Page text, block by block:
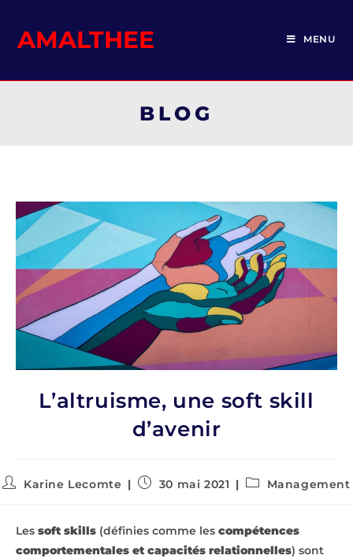
AMALTHEE MENU
BLOG
L’altruisme, une soft skill
d’avenir
Karine Lecomte 30 mai 2021 Management
Les soft skills (définies comme les compétences
comportementales et capacités relationnelles) sont